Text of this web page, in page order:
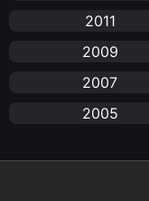
Animation แอนิเมชั่น
(25)
2011
2009
2007
2005